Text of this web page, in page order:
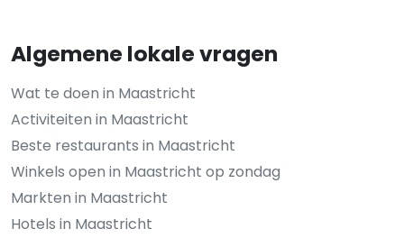
Algemene lokale vragen
Wat te doen in Maastricht
Activiteiten in Maastricht
Beste restaurants in Maastricht
Winkels open in Maastricht op zondag
Markten in Maastricht
Hotels in Maastricht